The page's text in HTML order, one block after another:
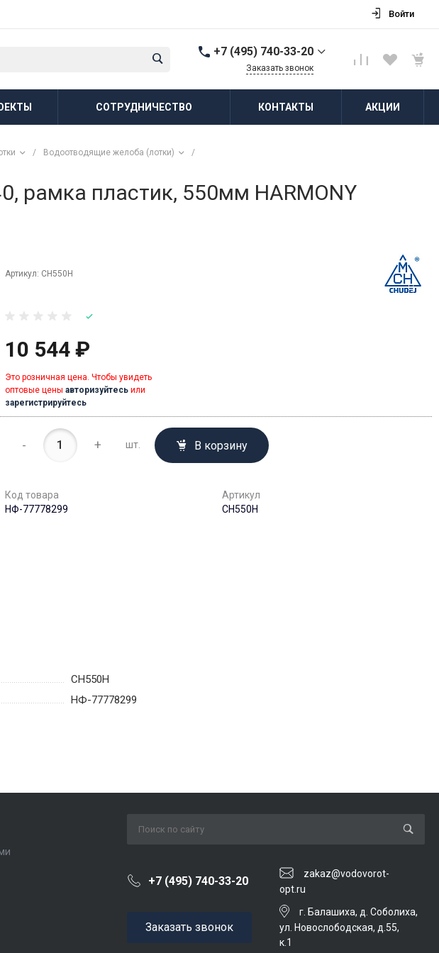
Войти
+7 (495) 740-33-20
г. Балашиха, д.
Заказать звонок
СОТРУДНИЧЕСТВО КОНТАКТЫ АКЦИИ
/ Водоотводящие желоба (лотки)
/
рамка пластик, 550мм HARMONY
Артикул: CH550H
10 544 ₽
Это розничная цена. Чтобы увидеть
оптовые цены авторизуйтесьили
зарегистрируйтесь
- + шт. В корзину
Код товара
НФ-77778299
Артикул
CH550H
CH550H
НФ-77778299
+7 (495) 740-33-20
zakaz@vodovorot-
opt.ru
Заказать звонок
г. Балашиха, д. Соболиха,
ул. Новослободская, д.55,
к.1